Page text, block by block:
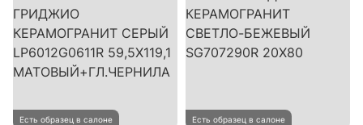
Есть образец в салоне Есть образец в салоне